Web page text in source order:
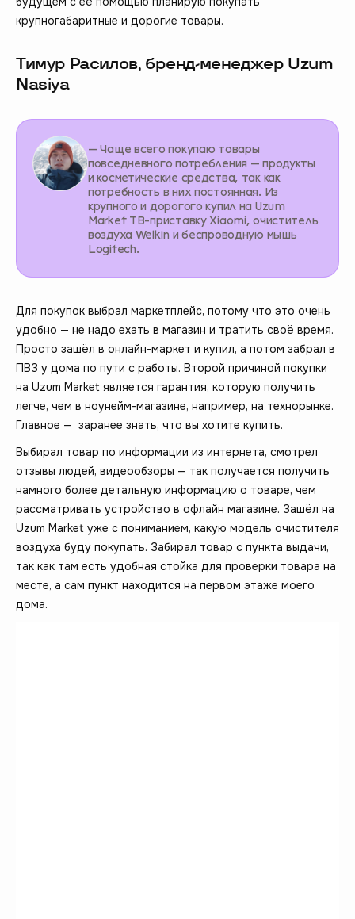
крупногабаритные и дорогие товары.
Тимур Расилов, бренд-менеджер Uzum
Nasiya
— Чаще всего покупаю товары
повседневного потребления — продукты
и косметические средства, так как
потребность в них постоянная. Из
крупного и дорогого купил на Uzum
Market ТВ-приставку Xiaomi, очиститель
воздуха Welkin и беспроводную мышь
Logitech.
Для покупок выбрал маркетплейс, потому что это очень
удобно — не надо ехать в магазин и тратить своё время.
Просто зашёл в онлайн-маркет и купил, а потом забрал в
ПВЗ у дома по пути с работы. Второй причиной покупки
на Uzum Market является гарантия, которую получить
легче, чем в ноунейм-магазине, например, на технорынке.
Главное — заранее знать, что вы хотите купить.
Выбирал товар по информации из интернета, смотрел
отзывы людей, видеообзоры — так получается получить
намного более детальную информацию о товаре, чем
рассматривать устройство в офлайн магазине. Зашёл на
Uzum Market уже с пониманием, какую модель очистителя
воздуха буду покупать. Забирал товар с пункта выдачи,
так как там есть удобная стойка для проверки товара на
месте, а сам пункт находится на первом этаже моего
дома.